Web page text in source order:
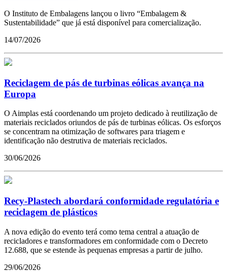
O Instituto de Embalagens lançou o livro “Embalagem &
Sustentabilidade” que já está disponível para comercialização.
14/07/2026
Reciclagem de pás de turbinas eólicas avança na
Europa
O Aimplas está coordenando um projeto dedicado à reutilização de
materiais reciclados oriundos de pás de turbinas eólicas. Os esforços
se concentram na otimização de softwares para triagem e
identificação não destrutiva de materiais reciclados.
30/06/2026
Recy-Plastech abordará conformidade regulatória e
reciclagem de plásticos
A nova edição do evento terá como tema central a atuação de
recicladores e transformadores em conformidade com o Decreto
12.688, que se estende às pequenas empresas a partir de julho.
29/06/2026